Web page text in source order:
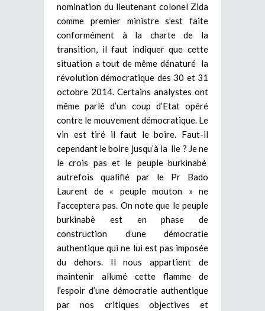
nomination du lieutenant colonel Zida
comme premier ministre s’est faite
conformément à la charte de la
transition, il faut indiquer que cette
situation a tout de même dénaturé la
révolution démocratique des 30 et 31
octobre 2014. Certains analystes ont
même parlé d’un coup d’Etat opéré
contre le mouvement démocratique. Le
vin est tiré il faut le boire. Faut-il
cependant le boire jusqu’à la lie ? Je ne
le crois pas et le peuple burkinabè
autrefois qualifié par le Pr Bado
Laurent de « peuple mouton » ne
l’acceptera pas. On note que le peuple
burkinabè est en phase de
construction d’une démocratie
authentique qui ne lui est pas imposée
du dehors. Il nous appartient de
maintenir allumé cette flamme de
l’espoir d’une démocratie authentique
par nos critiques objectives et